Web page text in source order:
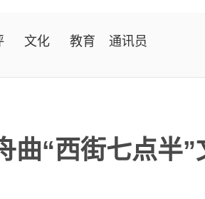
文化 教育 通讯员
曲“西街七点半